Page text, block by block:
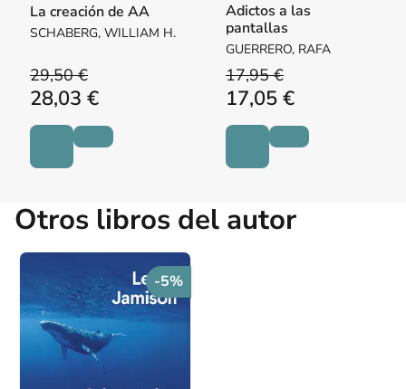
La creación de AA
SCHABERG, WILLIAM H.
29,50 €
28,03 €
Adictos a las
pantallas
GUERRERO, RAFA
17,95 €
17,05 €
Otros libros del autor
-5%